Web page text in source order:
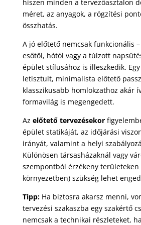
hiszen minden a tervezőasztalon
méret, az anyagok, a rögzítési
összhatás.
A jó előtető nemcsak funkcionális –
esőtől, hótól vagy a túlzott
épület stílusához is illeszkedik.
letisztult, minimalista előtető
klasszikusabb homlokzathoz akár
formavilág is megengedett.
Az előtető tervezésekor
épület statikáját, az időjárási
irányát, valamint a helyi
Különösen társasházaknál vagy
szempontból érzékeny
környezetben) szükség lehet
Tipp:Ha biztosra akarsz menni,
tervezési szakaszba egy szakértő
nemcsak a technikai részleteket,